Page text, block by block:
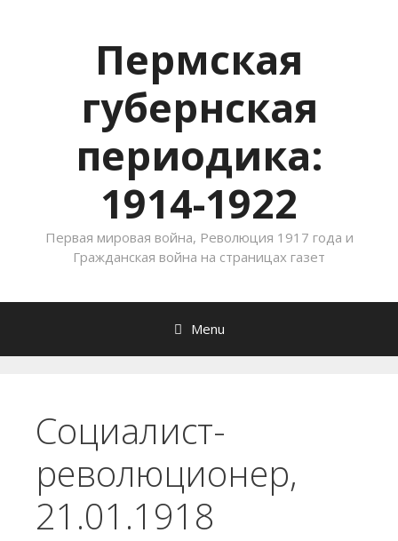
Пермская
губернская
периодика:
1914-1922
Первая мировая война, Революция 1917 года и
Гражданская война на страницах газет
Menu
Социалист-
революционер,
21.01.1918